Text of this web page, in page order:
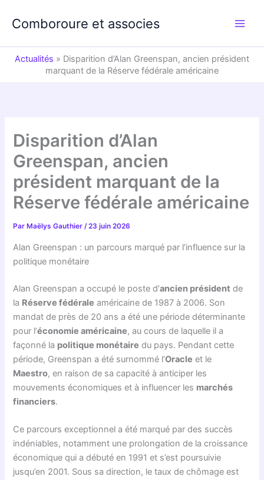
Comboroure et associes
Actualités » Disparition d’Alan Greenspan, ancien président
marquant de la Réserve fédérale américaine
Disparition d’Alan
Greenspan, ancien
président marquant de la
Réserve fédérale américaine
Par Maëlys Gauthier/23 juin 2026
Alan Greenspan : un parcours marqué par l’influence sur la
politique monétaire
Alan Greenspan a occupé le poste d’ancien président de
la Réserve fédérale américaine de 1987 à 2006. Son
mandat de près de 20 ans a été une période déterminante
pour l’économie américaine, au cours de laquelle il a
façonné la politique monétaire du pays. Pendant cette
période, Greenspan a été surnommé l’Oracle et le
Maestro, en raison de sa capacité à anticiper les
mouvements économiques et à influencer les marchés
financiers.
Ce parcours exceptionnel a été marqué par des succès
indéniables, notamment une prolongation de la croissance
économique qui a débuté en 1991 et s’est poursuivie
jusqu’en 2001. Sous sa direction, le taux de chômage est